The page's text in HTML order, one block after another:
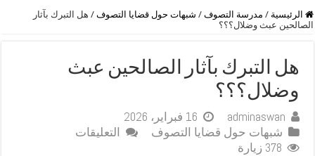
الرئيسية / مدرسة التصوف / شبهات حول قضايا التصوف / هل التبرك بآثار
الصالحين عبث وضلال؟؟؟
هل التبرك بآثار الصالحين عبث
وضلال؟؟؟
adminaswan
16 فبراير، 2026
شبهات حول قضايا التصوف
التعليقات
378 زيارة